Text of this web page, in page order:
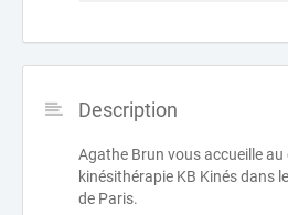
Description
Agathe Brun vous accueille au
kinésithérapie KB Kinés dans
de Paris.